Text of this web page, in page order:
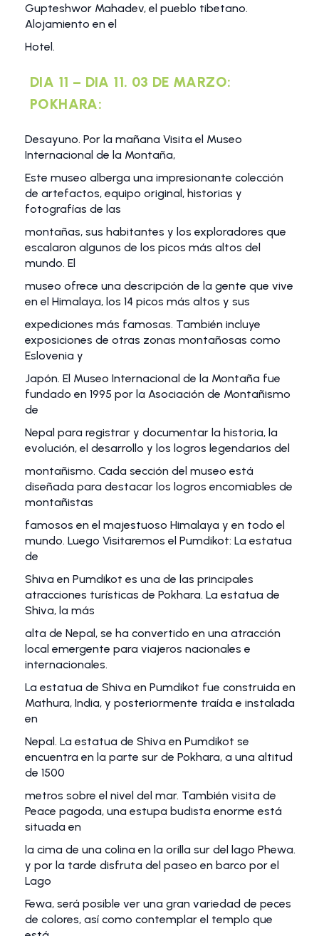
Gupteshwor Mahadev, el pueblo tibetano.
Alojamiento en el
Hotel.
DIA 11 – DIA 11. 03 DE MARZO:
POKHARA:
Desayuno. Por la mañana Visita el Museo
Internacional de la Montaña,
Este museo alberga una impresionante colección
de artefactos, equipo original, historias y
fotografías de las
montañas, sus habitantes y los exploradores que
escalaron algunos de los picos más altos del
mundo. El
museo ofrece una descripción de la gente que vive
en el Himalaya, los 14 picos más altos y sus
expediciones más famosas. También incluye
exposiciones de otras zonas montañosas como
Eslovenia y
Japón. El Museo Internacional de la Montaña fue
fundado en 1995 por la Asociación de Montañismo
de
Nepal para registrar y documentar la historia, la
evolución, el desarrollo y los logros legendarios del
montañismo. Cada sección del museo está
diseñada para destacar los logros encomiables de
montañistas
famosos en el majestuoso Himalaya y en todo el
mundo. Luego Visitaremos el Pumdikot: La estatua
de
Shiva en Pumdikot es una de las principales
atracciones turísticas de Pokhara. La estatua de
Shiva, la más
alta de Nepal, se ha convertido en una atracción
local emergente para viajeros nacionales e
internacionales.
La estatua de Shiva en Pumdikot fue construida en
Mathura, India, y posteriormente traída e instalada
en
Nepal. La estatua de Shiva en Pumdikot se
encuentra en la parte sur de Pokhara, a una altitud
de 1500
metros sobre el nivel del mar. También visita de
Peace pagoda, una estupa budista enorme está
situada en
la cima de una colina en la orilla sur del lago Phewa.
y por la tarde disfruta del paseo en barco por el
Lago
Fewa, será posible ver una gran variedad de peces
de colores, así como contemplar el templo que